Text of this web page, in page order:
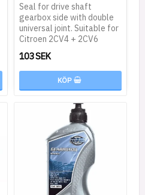
Seal for drive shaft
gearbox side with double
universal joint. Suitable for
Citroen 2CV4 + 2CV6
103 SEK
KÖP